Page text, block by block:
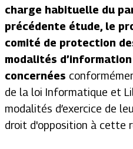
charge habituelle du
précédente étude, le
comité de protection
modalités
concernées
de la loi Informatique et
modalités d’exercice de
droit d'opposition à cette